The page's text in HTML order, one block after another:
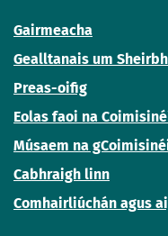
Gairmeacha
Gealltanais um
Preas-oifig
Eolas faoi na
Músaem na
Cabhraigh linn
Comhairliúchán agus